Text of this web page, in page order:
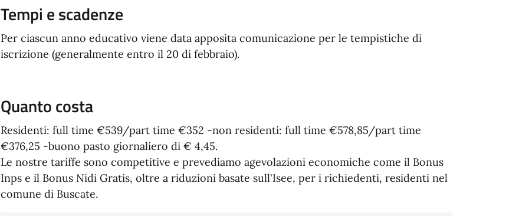
Tempi e scadenze
Per ciascun anno educativo viene data apposita comunicazione per le tempistiche di
iscrizione (generalmente entro il 20 di febbraio).
Quanto costa
Residenti: full time €539/part time €352 -non residenti: full time €578,85/part time
€376,25 -buono pasto giornaliero di € 4,45.
Le nostre tariffe sono competitive e prevediamo agevolazioni economiche come il Bonus
Inps e il Bonus Nidi Gratis, oltre a riduzioni basate sull'Isee, per i richiedenti, residenti nel
comune di Buscate.